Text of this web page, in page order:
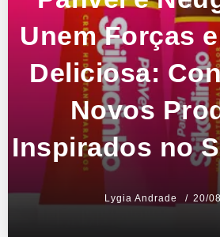
Unem Forças
Deliciosa:
Novos
Inspirados no
Lygia Andrade 20/